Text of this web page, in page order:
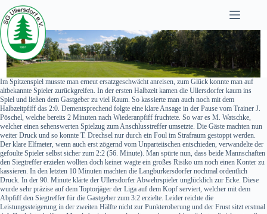
Zum
Inhalt
springen
Im Spitzenspiel musste man erneut ersatzgeschwächt anreisen, zum Glück konnte man auf
altbekannte Spieler zurückgreifen. In der ersten Halbzeit kamen die Ullersdorfer kaum ins
Spiel und ließen dem Gastgeber zu viel Raum. So kassierte man auch noch mit dem
Halbzeitpfiff das 2:0. Dementsprechend folgte eine klare Ansage in der Pause vom Trainer J.
Pöschel, welche bereits 2 Minuten nach Wiederanpfiff fruchtete. So war es M. Watschke,
welcher einen sehenswerten Spielzug zum Anschlusstreffer umsetzte. Die Gäste machten nun
weiter Druck und so konnte T. Drechsel nur durch ein Foul im Strafraum gestoppt werden.
Der klare Elfmeter, wenn auch erst zögernd vom Unparteiischen entschieden, verwandelte der
gefoulte Spieler selbst sicher zum 2:2 (56. Minute). Man spürte nun, dass beide Mannschaften
den Siegtreffer erzielen wollten doch keiner wagte ein großes Risiko um noch einen Konter zu
kassieren. In den letzten 10 Minuten machten die Langburkersdorfer nochmal ordentlich
Druck. In der 90. Minute klärte der Ullersdorfer Abwehrspieler unglücklich zur Ecke. Diese
wurde sehr präzise auf dem Toptorjäger der Liga auf dem Kopf serviert, welcher mit dem
Abpfiff den Siegtreffer für die Gastgeber zum 3:2 erzielte. Leider reichte die
Leistungssteigerung in der zweiten Hälfte nicht zur Punkteroberung und der Frust sitzt erstmal